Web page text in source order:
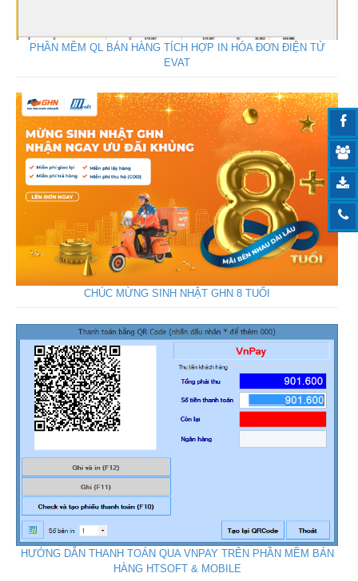
PHẦN MỀM QL BÁN HÀNG TÍCH HỢP IN HÓA ĐƠN ĐIỆN TỬ
EVAT
CHÚC MỪNG SINH NHẬT GHN 8 TUỔI
HƯỚNG DẪN THANH TOÁN QUA VNPAY TRÊN PHẦN MỀM BÁN
HÀNG HTSOFT & MOBILE